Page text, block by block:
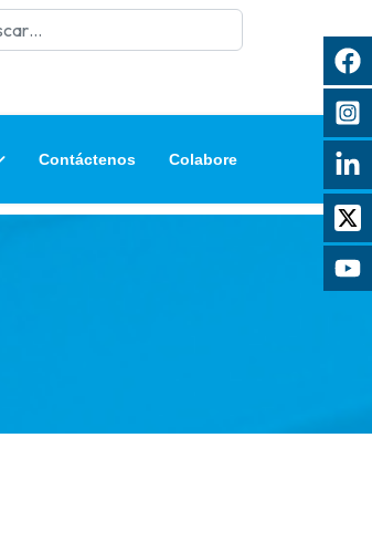
Contáctenos Colabore